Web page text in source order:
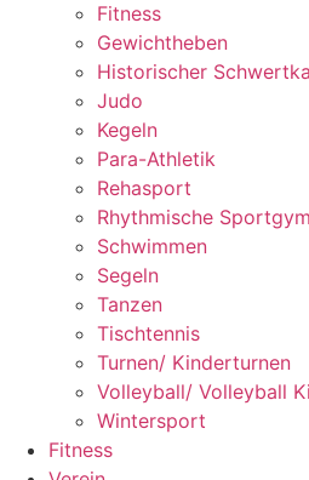
Fitness
Gewichtheben
Historischer
Judo
Kegeln
Para-Athletik
Rehasport
Rhythmische
Schwimmen
Segeln
Tanzen
Tischtennis
Turnen/ Kinderturnen
Volleyball/ Volleyball
Wintersport
Fitness